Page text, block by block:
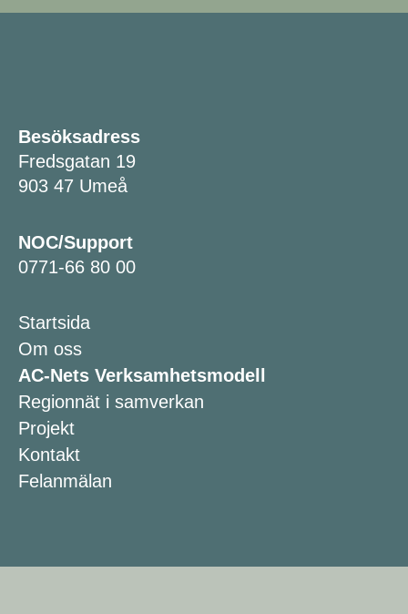
Besöksadress
Fredsgatan 19
903 47 Umeå
NOC/Support
0771-66 80 00
Startsida
Om oss
AC-Nets Verksamhetsmodell
Regionnät i samverkan
Projekt
Kontakt
Felanmälan